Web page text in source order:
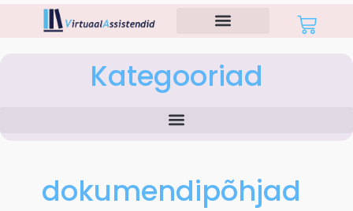
Kategooriad
dokumendipõhjad